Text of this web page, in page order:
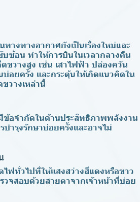
างทางอากาศยังเป็นเรื่องใหม่และ
ซ้อน ทำให้การบินในเวลากลางคืน
ขวางสูง เช่น เสาไฟฟ้า ปล่องควัน
อยครั้ง และกระตุ้นให้เกิดแนวคิดใน
วางเหล่านี้
ข้อจำกัดในด้านประสิทธิภาพพลังงาน
ำรุงรักษาบ่อยครั้งและอาจไม่
ฟทั่วไปที่ให้แสงสว่างสีแดงหรือขาว
จสอบด้วยสายตาจากเจ้าหน้าที่บ่อย